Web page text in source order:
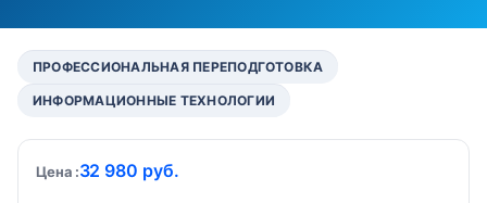
ПРОФЕССИОНАЛЬНАЯ ПЕРЕПОДГОТОВКА
ИНФОРМАЦИОННЫЕ ТЕХНОЛОГИИ
Цена 32 980 руб.